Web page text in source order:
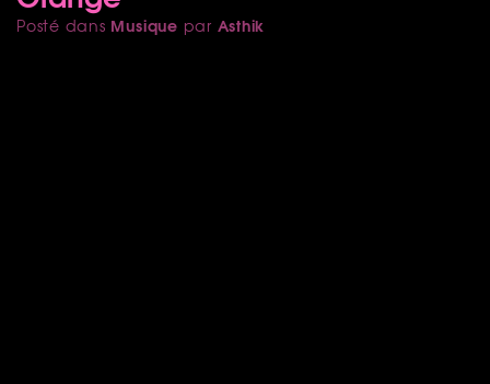
Posté dans Musique par Asthik